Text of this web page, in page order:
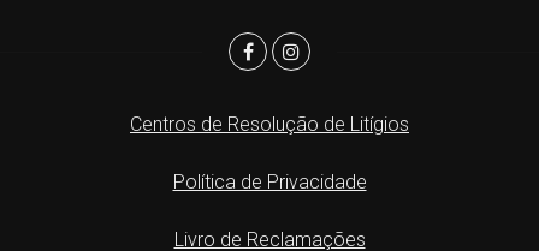
Centros de Resolução de Litígios
Política de Privacidade
Livro de Reclamações